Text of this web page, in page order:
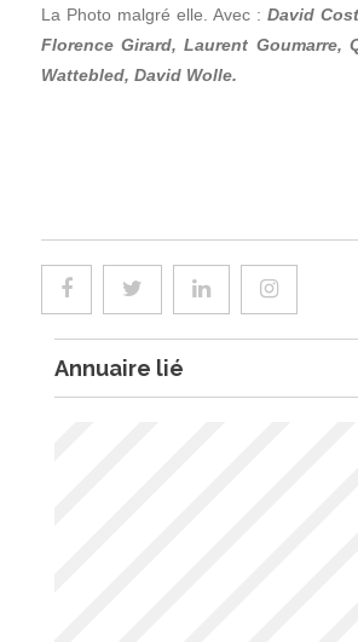
La Photo malgré elle. Avec : David
Florence Girard, Laurent Goumarre,
Wattebled, David Wolle.
Annuaire lié